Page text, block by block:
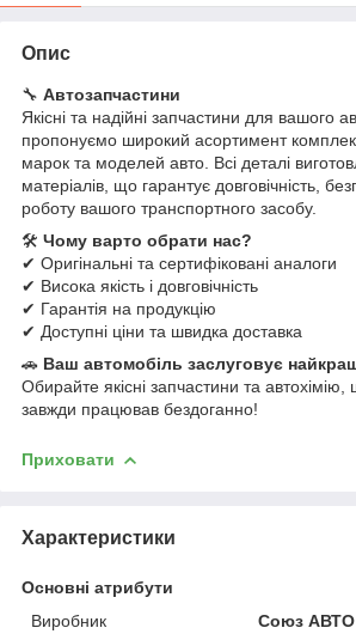
Опис
🔧 Автозапчастини
Якісні та надійні запчастини для вашого
пропонуємо широкий асортимент
марок та моделей авто. Всі деталі
матеріалів, що гарантує довговічність,
роботу вашого транспортного засобу.
🛠 Чому варто обрати нас?
✔ Оригінальні та сертифіковані аналоги
✔ Висока якість і довговічність
✔ Гарантія на продукцію
✔ Доступні ціни та швидка доставка
🚗 Ваш автомобіль заслуговує
Обирайте якісні запчастини та
завжди працював бездоганно!
Приховати
Характеристики
Основні атрибути
Виробник
Союз АВТО